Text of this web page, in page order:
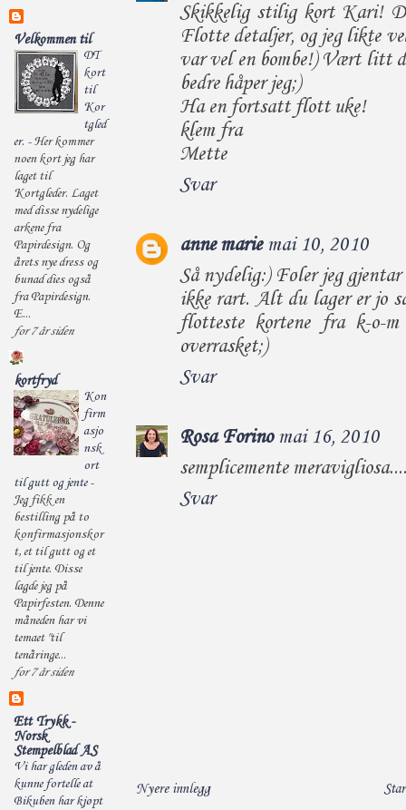
Velkommen til
DT
kort
til
Kor
tgled
er. -Her kommer
noen kort jeg har
laget til
Kortgleder. Laget
med disse nydelige
arkene fra
Papirdesign. Og
årets nye dress og
bunad dies også
fra Papirdesign.
E...
for 7 år siden
kortfryd
Kon
firm
asjo
nsk
ort
til gutt og jente-
Jeg fikk en
bestilling på to
konfirmasjonskor
t, et til gutt og et
til jente. Disse
lagde jeg på
Papirfesten. Denne
måneden har vi
temaet "til
tenåringe...
for 7 år siden
Ett Trykk -
Norsk
Stempelblad AS
Vi har gleden av å
kunne fortelle at
Bikuben har kjøpt
Skikkelig stilig kort Kari!
Flotte detaljer, og jeg likte
var vel en bombe!) Vært litt
bedre håper jeg;)
Ha en fortsatt flott uke!
klem fra
Mette
Svar
anne marie mai 10, 2010
Så nydelig:) Føler jeg gjentar
ikke rart. Alt du lager er jo
flotteste kortene fra k-o-
overrasket;)
Svar
Rosa Forino mai 16, 2010
semplicemente meravigliosa....
Svar
Nyere innlegg